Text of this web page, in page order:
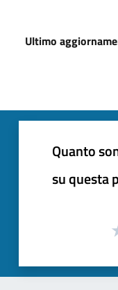
Ultimo
Quanto
su questa